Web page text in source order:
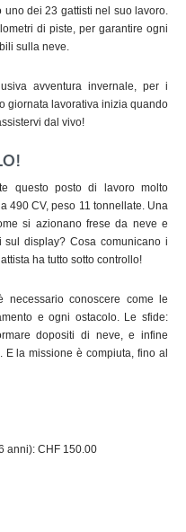
dei 23 gattisti nel suo lavoro.
di piste, per garantire ogni
sulla neve.
avventura invernale, per i
giornata lavorativa inizia quando
dal vivo!
questo posto di lavoro molto
490 CV, peso 11 tonnellate. Una
si azionano frese da neve e
display? Cosa comunicano i
ha tutto sotto controllo!
conoscere come le
e ogni ostacolo. Le sfide:
dopositi di neve, e infine
E la missione è compiuta, fino al
anni): CHF 150.00